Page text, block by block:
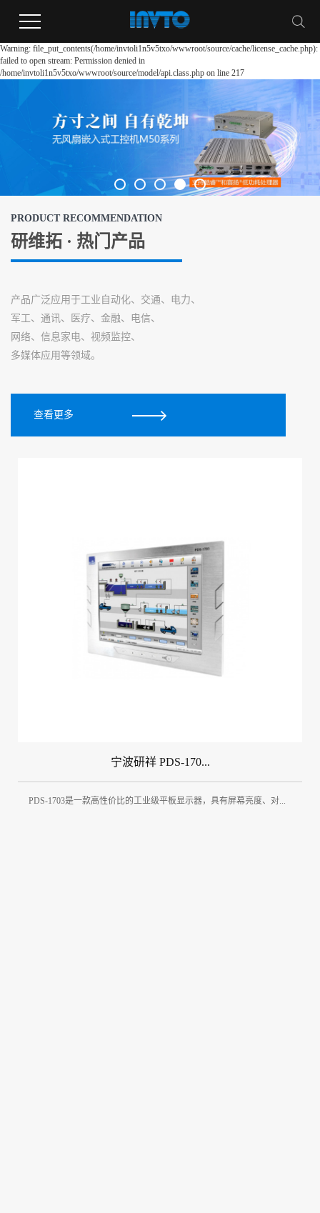
Warning: file_put_contents(/home/invtoli1n5v5txo/wwwroot/source/cache/license_cache.php):
failed to open stream: Permission denied in
/home/invtoli1n5v5txo/wwwroot/source/model/api.class.php on line 217
PRODUCT RECOMMENDATION
研维拓 · 热门产品
产品广泛应用于工业自动化、交通、电力、
军工、通讯、医疗、金融、电信、
网络、信息家电、视频监控、
多媒体应用等领域。
查看更多
宁波研祥 PDS-170...
PDS-1703是一款高性价比的工业级平板显示器，具有屏幕亮度、对...